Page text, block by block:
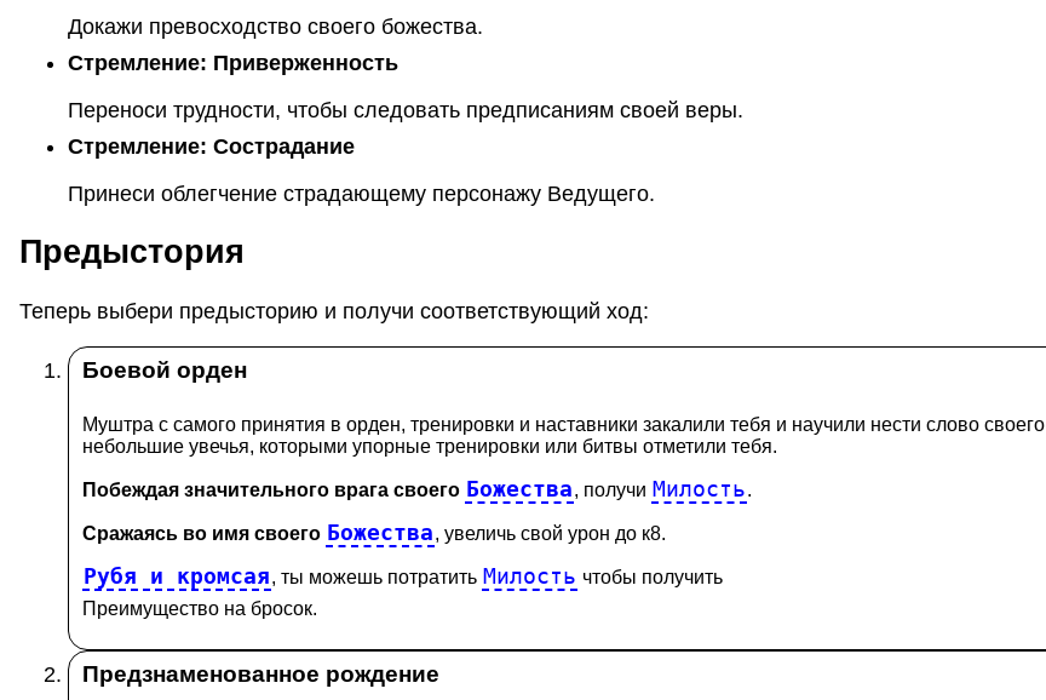
Докажи превосходство своего божества.
Стремление: Приверженность
Переноси трудности, чтобы следовать предписаниям своей веры.
Стремление: Сострадание
Принеси облегчение страдающему персонажу Ведущего.
Предыстория
Теперь выбери предысторию и получи соответствующий ход:
Боевой орден
Муштра с самого принятия в орден, тренировки и наставники закалили тебя и научили нести слово своего
небольшие увечья, которыми упорные тренировки или битвы отметили тебя.
Побеждая значительного врага своего Божества, получи Милость.
Сражаясь во имя своего Божества, увеличь свой урон до к8.
Рубя и кромсая, ты можешь потратить Милость чтобы получить
Преимущество на бросок.
Предзнаменованное рождение